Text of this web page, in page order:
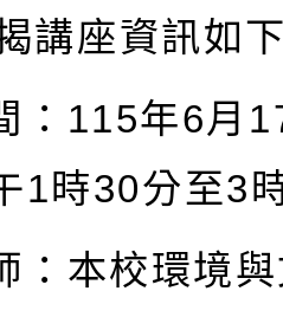
座資訊如
：115年6月
1時30分至3
：本校環境